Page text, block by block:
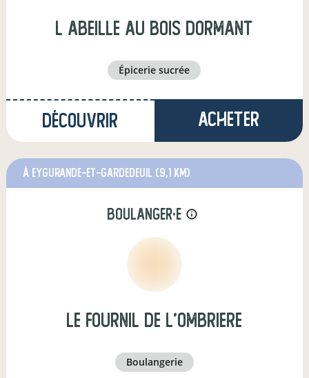
l abeille au bois dormant
épicerie sucrée
Découvrir Acheter
à Eygurande-et-Gardedeuil (9,1 km)
boulanger·e info_outline
le fournil de l'ombriere
boulangerie